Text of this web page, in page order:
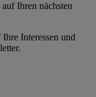
Ihren nächsten
Interessen und